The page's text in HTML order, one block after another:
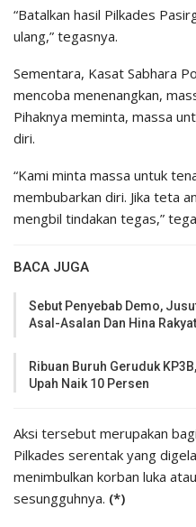
“Batalkan hasil Pilkades
ulang,” tegasnya.
Sementara, Kasat Sabhara
mencoba menenangkan,
Pihaknya meminta, massa
diri.
“Kami minta massa untuk
membubarkan diri. Jika teta
mengbil tindakan tegas,”
BACA JUGA
Sebut Penyebab Demo,
Asal-Asalan Dan Hina Rakyat
Ribuan Buruh Geruduk
Upah Naik 10 Persen
Aksi tersebut merupakan
Pilkades serentak yang
menimbulkan korban luka
sesungguhnya. (*)